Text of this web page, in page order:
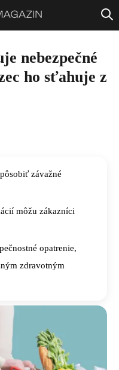
nebezpečné
ho sťahuje z
závažné
môžu zákazníci
opatrenie,
zdravotným